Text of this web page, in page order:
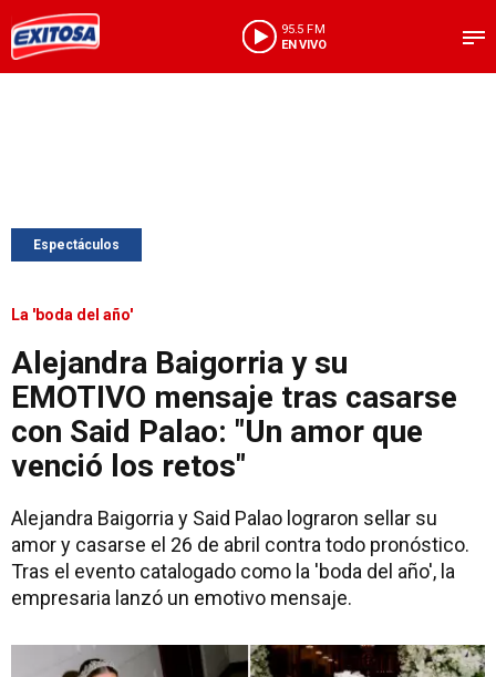
95.5 FM
EN VIVO
Espectáculos
La 'boda del año'
Alejandra Baigorria y su
EMOTIVO mensaje tras casarse
con Said Palao: "Un amor que
venció los retos"
Alejandra Baigorria y Said Palao lograron sellar su
amor y casarse el 26 de abril contra todo pronóstico.
Tras el evento catalogado como la 'boda del año', la
empresaria lanzó un emotivo mensaje.